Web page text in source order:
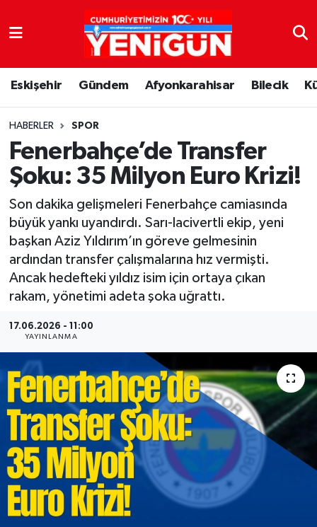
Eskişehir Gündem Afyonkarahisar Bilecik
HABERLER SPOR
Fenerbahçe’de Transfer
Şoku: 35 Milyon Euro Krizi!
Son dakika gelişmeleri Fenerbahçe camiasında
büyük yankı uyandırdı. Sarı-lacivertli ekip, yeni
başkan Aziz Yıldırım’ın göreve gelmesinin
ardından transfer çalışmalarına hız vermişti.
Ancak hedefteki yıldız isim için ortaya çıkan
rakam, yönetimi adeta şoka uğrattı.
17.06.2026 - 11:00
YAYINLANMA
Nöbetçi Eczaneler
Hava Durumu
Trafik Durumu
Süper Lig Puan Durumu ve Fikstür
Tüm Manşetler
Son Dakika Haberleri
Haber Arşivi